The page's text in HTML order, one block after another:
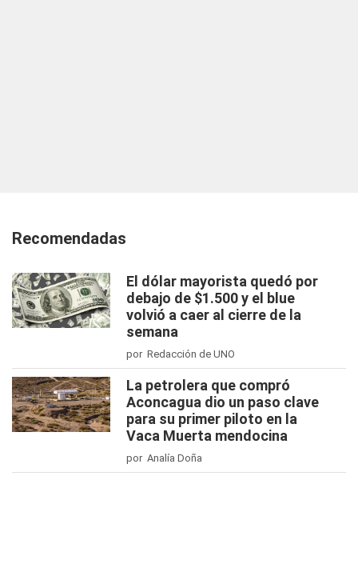
Recomendadas
El dólar mayorista quedó por
debajo de $1.500 y el blue
volvió a caer al cierre de la
semana
por Redacción de UNO
La petrolera que compró
Aconcagua dio un paso clave
para su primer piloto en la
Vaca Muerta mendocina
por Analía Doña